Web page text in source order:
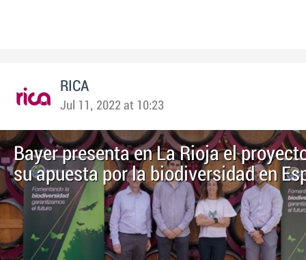
RICA
Jul 11, 2022 at 10:23
Bayer presenta en La Rioja el
su apuesta por la biodiversidad en